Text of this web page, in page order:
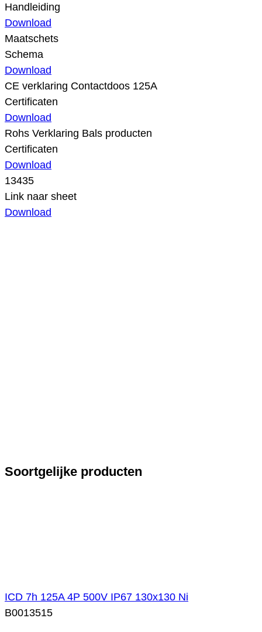
Handleiding
Download
Maatschets
Schema
Download
CE verklaring Contactdoos 125A
Certificaten
Download
Rohs Verklaring Bals producten
Certificaten
Download
13435
Link naar sheet
Download
Soortgelijke producten
ICD 7h 125A 4P 500V IP67 130x130 Ni
B0013515